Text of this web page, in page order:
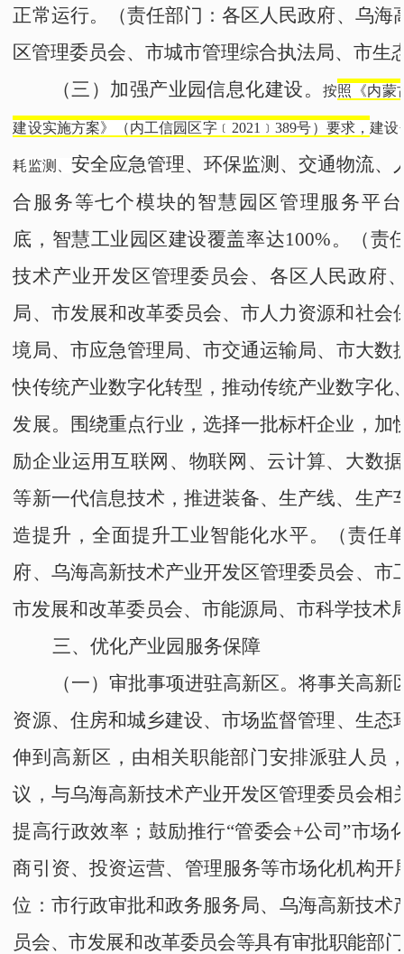
正常运行。
（责任部门：各区人民政府、 乌海
区管理委员会、市城市管理综合执法局、市生
（三）加强产业园信息化建设。按照《内蒙
建设实施方案》 （内工信园区字﹝2021﹞389号） 要求，建设
耗监测、 安全应急管理、环保监测、交通物流、
合服务等七个模块的智慧园区管理服务平
底，智慧工业园区建设覆盖率达100%。
（责
技术产业开发区管理委员会、 各区人民政府
局、 市发展和改革委员会、市人力资源和社会
境局、 市应急管理局、市交通运输局、 市大数
快传统产业数字化转型，推动传统产业数字化
发展。
围绕重点行业，选择一批标杆企业，加
励企业运用互联网、物联网、云计算、大数
等新一代信息技术，推进装备、生产线、生产
造提升，全面提升工业智能化水平。
（责任
府、 乌海高新技术产业开发区管理委员会、 市
市发展和改革委员会、市能源局、市科学技术
三、优化产业园服务保障
（一）审批事项进驻高新区。将事关高新
资源、 住房和城乡建设、市场监督管理 、 生态
伸到 高新区 ，由相关职能部门安排派驻人员
议，与乌海高新技术产业开发区管理委员会相
提高行政效率；鼓励推行“管委会+公司 ”市场
商引资、投资运营、管理服务等市场化机构开
位： 市行政审批和政务服务局、 乌海高新技术
员会、市发展和改革委员会等具有审批职能部